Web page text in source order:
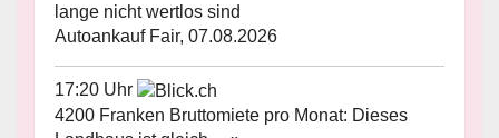
lange nicht wertlos sind
Autoankauf Fair, 07.08.2026
17:20 Uhr
4200 Franken Bruttomiete pro Monat: Dieses